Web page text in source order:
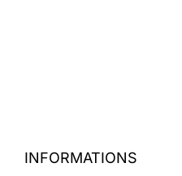
INFORMATIONS